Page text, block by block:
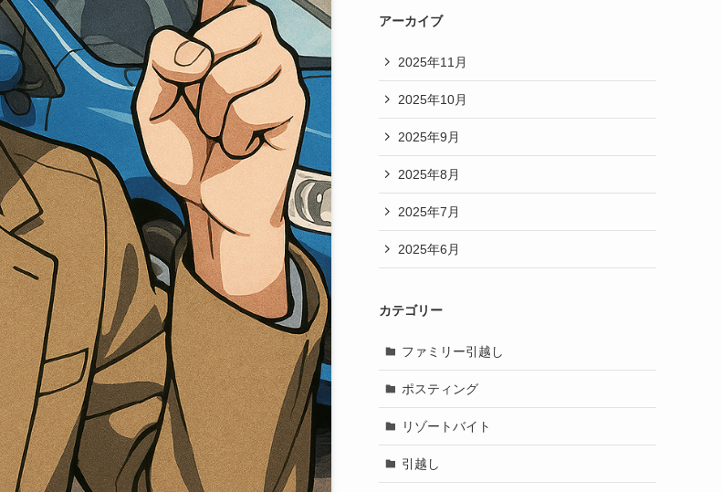
アーカイブ
2025年11月
2025年10月
2025年9月
2025年8月
2025年7月
2025年6月
カテゴリー
ファミリー引越し
ポスティング
リゾートバイト
引越し